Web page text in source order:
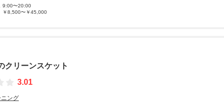
9:00〜20:00
￥8,500〜￥45,000
クリーンスケット
3.01
ング